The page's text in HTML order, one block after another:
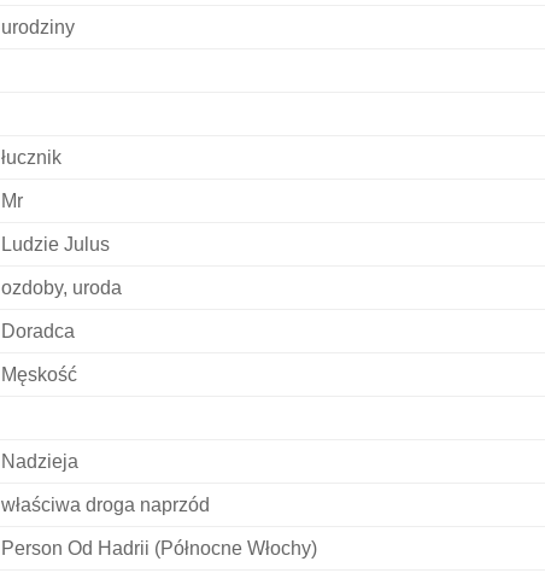
urodziny
łucznik
Mr
Ludzie Julus
ozdoby, uroda
Doradca
Męskość
Nadzieja
właściwa droga naprzód
Person Od Hadrii (Północne Włochy)